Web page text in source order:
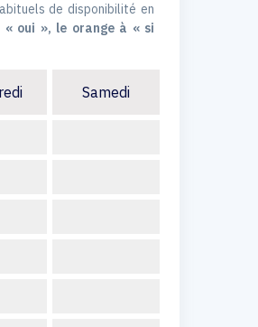
de disponibilité en
« oui », le orange à « si
Samedi